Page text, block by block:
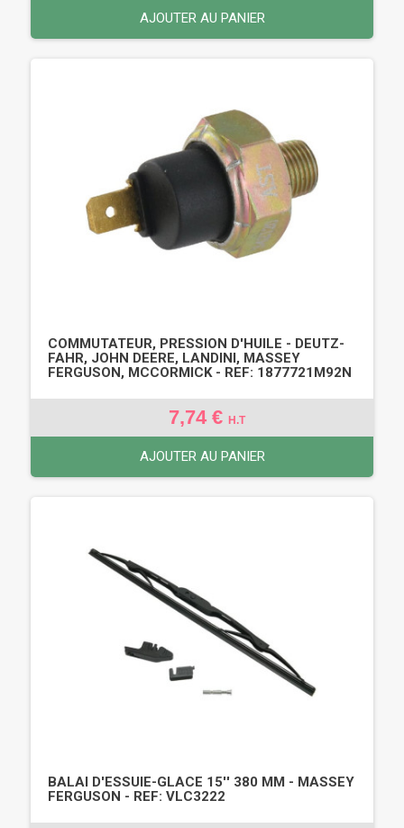
AJOUTER AU PANIER
COMMUTATEUR, PRESSION D'HUILE - DEUTZ-
FAHR, JOHN DEERE, LANDINI, MASSEY
FERGUSON, MCCORMICK - REF: 1877721M92N
7,74 € H.T
AJOUTER AU PANIER
BALAI D'ESSUIE-GLACE 15'' 380 MM - MASSEY
FERGUSON - REF: VLC3222